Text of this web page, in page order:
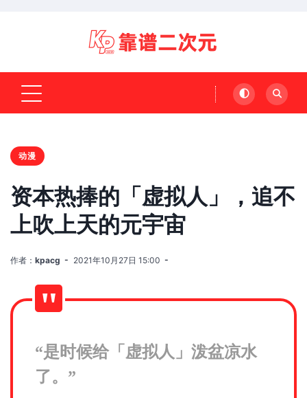
动漫
资本热捧的「虚拟人」，追不
上吹上天的元宇宙
作者： kpacg 2021年10月27日 15:00
“是时候给「虚拟人」泼盆凉水
了。”